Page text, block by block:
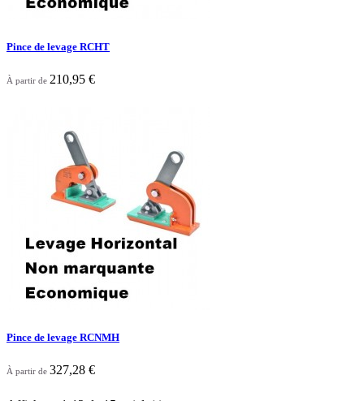
Pince de levage RCHT
À partir de 210,95 €
Aperçu rapide
Pince de levage RCNMH
À partir de 327,28 €